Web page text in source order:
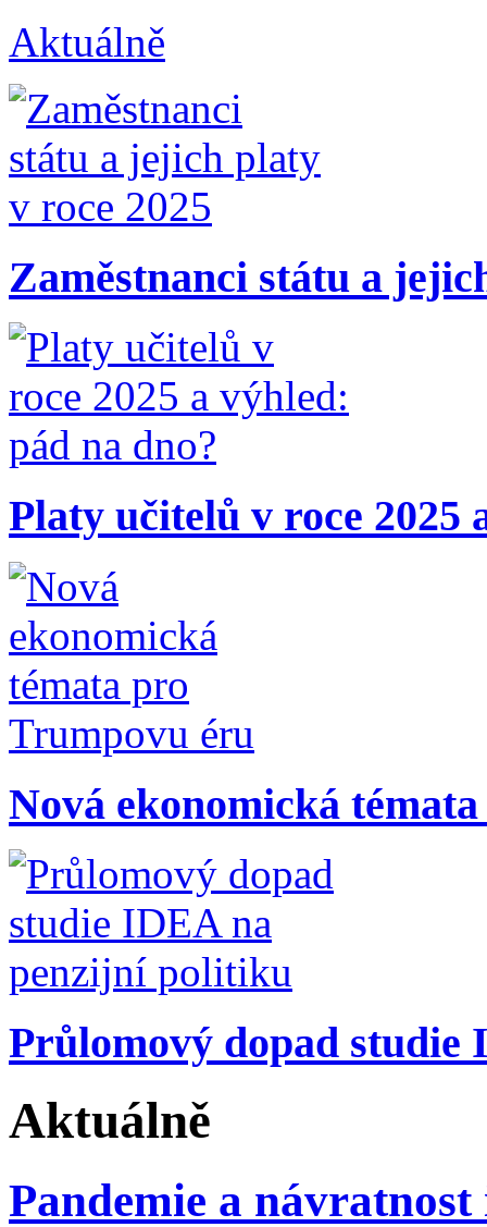
Aktuálně
Zaměstnanci státu a
Platy učitelů v roce 2025
Nová ekonomická
Průlomový dopad
Aktuálně
Pandemie a